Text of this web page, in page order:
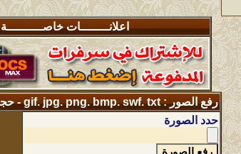
اعلانــــــــات خاصــــــــــة
رفع الصور : gif. jpg. png. bmp. swf. txt - حجم أقصى 2 ميغـــــا
حدد الصورة